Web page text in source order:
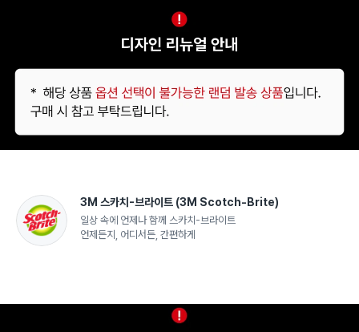
3M 스카치-브라이트 (3M Scotch-Brite)
일상 속에 언제나 함께 스카치-브라이트
언제든지, 어디서든, 간편하게